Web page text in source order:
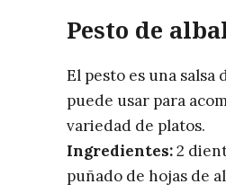
Pesto de
El pesto es una salsa
puede usar para
variedad de platos.
Ingredientes:2
puñado de hojas de